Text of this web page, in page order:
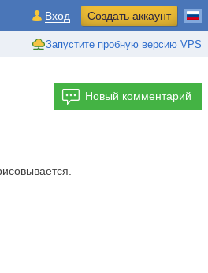
Запустите пробную версию VPS
Вход Создать аккаунт
Новый комментарий